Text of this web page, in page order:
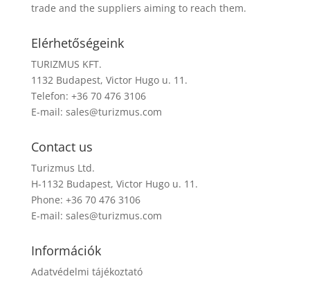
trade and the suppliers aiming to reach them.
Elérhetőségeink
TURIZMUS KFT.
1132 Budapest, Victor Hugo u. 11.
Telefon: +36 70 476 3106
E-mail: sales@turizmus.com
Contact us
Turizmus Ltd.
H-1132 Budapest, Victor Hugo u. 11.
Phone: +36 70 476 3106
E-mail: sales@turizmus.com
Információk
Adatvédelmi tájékoztató